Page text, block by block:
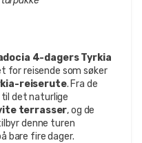
4-dagers Tyrkia
for reisende som søker
reiserute. Fra de
til det naturlige
terrasser, og de
denne turen
bare fire dager.